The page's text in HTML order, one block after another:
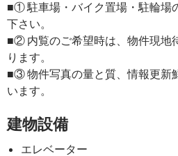
■① 駐車場・バイク置場・駐輪場
下さい。
■② 内覧のご希望時は、物件現地
ります。
■③ 物件写真の量と質、情報更新
います。
建物設備
エレベーター